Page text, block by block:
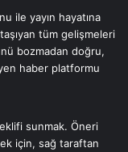
ile yayın hayatına
tüm gelişmeleri
bozmadan doğru,
haber platformu
sunmak. Öneri
için, sağ taraftan